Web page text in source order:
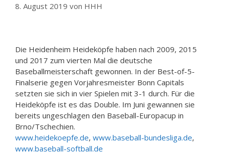
8. August 2019 von HHH
Die Heidenheim Heideköpfe haben nach 2009, 2015
und 2017 zum vierten Mal die deutsche
Baseballmeisterschaft gewonnen. In der Best-of-5-
Finalserie gegen Vorjahresmeister Bonn Capitals
setzten sie sich in vier Spielen mit 3-1 durch. Für die
Heideköpfe ist es das Double. Im Juni gewannen sie
bereits ungeschlagen den Baseball-Europacup in
Brno/Tschechien.
www.heidekoepfe.de, www.baseball-bundesliga.de,
www.baseball-softball.de